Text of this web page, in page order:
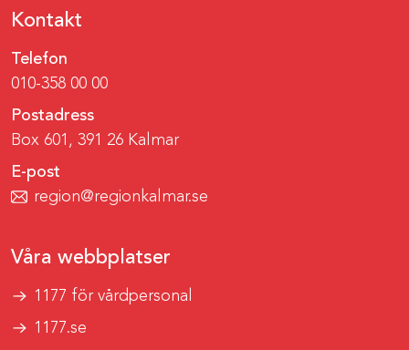
Kontakt
Telefon
010-358 00 00
Postadress
Box 601, 391 26 Kalmar
E-post
region@regionkalmar.se
Våra webbplatser
1177 för vårdpersonal
1177.se